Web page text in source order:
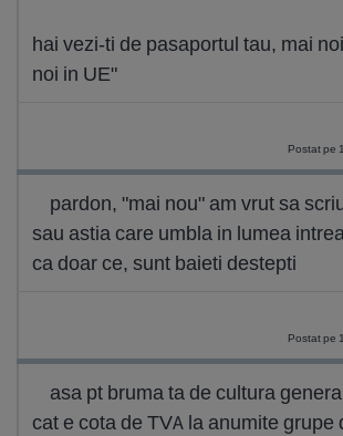
hai vezi-ti de pasaportul tau, mai
noi in UE"
Postat pe
pardon, "mai nou" am vrut sa
sau astia care umbla in lumea
ca doar ce, sunt baieti destepti
Postat pe
asa pt bruma ta de cultura
cat e cota de TVA la anumite grupe